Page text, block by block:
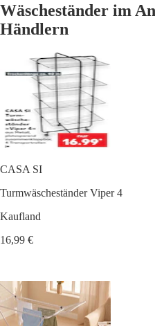
Wäscheständer im
Händlern
CASA SI
Turmwäscheständer Viper 4
Kaufland
16,99 €